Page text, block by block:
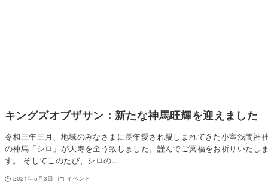
キングズオブザサン：新たな神馬旺輝を迎えました
令和三年三月、地域のみなさまに長年愛され親しまれてきた小室浅間神
の神馬「シロ」が天寿を全う致しました。謹んでご冥福をお祈りいたし
す。 そしてこのたび、シロの…
2021年5月3日 イベント